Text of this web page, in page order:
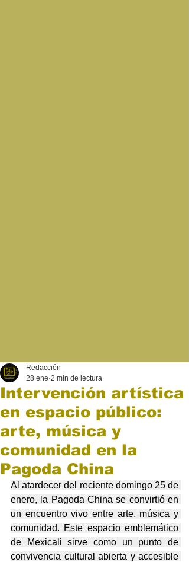
Intervención artística
en espacio público:
arte, música y
comunidad en la
Pagoda China
Redacción
28 ene 2 min de lectura
Al atardecer del reciente domingo 25 de
enero, la Pagoda China se convirtió en
un encuentro vivo entre arte, música y
comunidad. Este espacio emblemático
de Mexicali sirve como un punto de
convivencia cultural abierta y accesible